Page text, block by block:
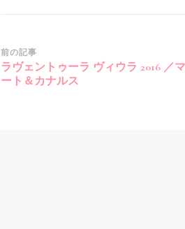
投
稿
前の記事
ラヴェントゥーラ ヴィウラ 2016 ／
ート＆カナルス